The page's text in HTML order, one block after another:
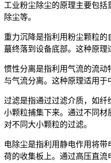
工业粉尘除尘的原理主要包
除尘等。
重力沉降是指利用粉尘颗粒的
蕞终落到设备底部。这种原理
惯性分离是指利用气流的流
与气流分离。这种原理适用于
过滤是指通过过滤介质，如
小颗粒捕集下来。通过不同
对不同大小颗粒的过滤。
电除尘是指利用静电作用将
荷的收集板上。通过高压直